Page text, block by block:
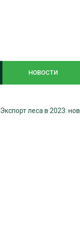
НОВОСТИ
Экспорт леса в 2023: